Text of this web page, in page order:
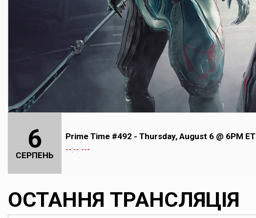
6
СЕРПЕНЬ
Prime Time #492 - Thursday, August 6 @ 6PM ET
--:-- ---
ОСТАННЯ ТРАНСЛЯЦІЯ